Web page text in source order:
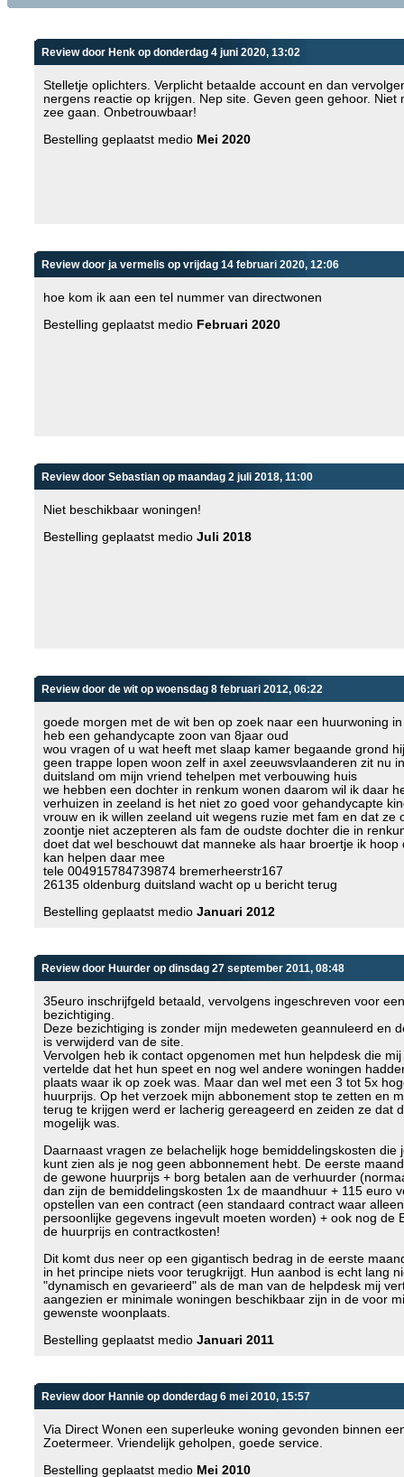
Review door Henk op donderdag 4 juni 2020, 13:02
Stelletje oplichters. Verplicht betaalde account en dan
nergens reactie op krijgen. Nep site. Geven geen gehoor. Niet
zee gaan. Onbetrouwbaar!
Bestelling geplaatst medio Mei 2020
Review door ja vermelis op vrijdag 14 februari 2020, 12:06
hoe kom ik aan een tel nummer van directwonen
Bestelling geplaatst medio Februari 2020
Review door Sebastian op maandag 2 juli 2018, 11:00
Niet beschikbaar woningen!
Bestelling geplaatst medio Juli 2018
Review door de wit op woensdag 8 februari 2012, 06:22
goede morgen met de wit ben op zoek naar een huurwoning
heb een gehandycapte zoon van 8jaar oud
wou vragen of u wat heeft met slaap kamer begaande grond
geen trappe lopen woon zelf in axel zeeuwsvlaanderen zit nu in
duitsland om mijn vriend tehelpen met verbouwing huis
we hebben een dochter in renkum wonen daarom wil ik daar
verhuizen in zeeland is het niet zo goed voor gehandycapte
vrouw en ik willen zeeland uit wegens ruzie met fam en dat ze
zoontje niet aczepteren als fam de oudste dochter die in
doet dat wel beschouwt dat manneke als haar broertje ik hoop
kan helpen daar mee
tele 004915784739874 bremerheerstr167
26135 oldenburg duitsland wacht op u bericht terug
Bestelling geplaatst medio Januari 2012
Review door Huurder op dinsdag 27 september 2011, 08:48
35euro inschrijfgeld betaald, vervolgens ingeschreven voor een
bezichtiging.
Deze bezichtiging is zonder mijn medeweten geannuleerd en
is verwijderd van de site.
Vervolgen heb ik contact opgenomen met hun helpdesk die mij
vertelde dat het hun speet en nog wel andere woningen
plaats waar ik op zoek was. Maar dan wel met een 3 tot 5x
huurprijs. Op het verzoek mijn abbonement stop te zetten en
terug te krijgen werd er lacherig gereageerd en zeiden ze dat
mogelijk was.
Daarnaast vragen ze belachelijk hoge bemiddelingskosten die
kunt zien als je nog geen abbonnement hebt. De eerste
de gewone huurprijs + borg betalen aan de verhuurder
dan zijn de bemiddelingskosten 1x de maandhuur + 115 euro
opstellen van een contract (een standaard contract waar alleen
persoonlijke gegevens ingevult moeten worden) + ook nog de
de huurprijs en contractkosten!
Dit komt dus neer op een gigantisch bedrag in de eerste
in het principe niets voor terugkrijgt. Hun aanbod is echt lang
"dynamisch en gevarieerd" als de man van de helpdesk mij
aangezien er minimale woningen beschikbaar zijn in de voor
gewenste woonplaats.
Bestelling geplaatst medio Januari 2011
Review door Hannie op donderdag 6 mei 2010, 15:57
Via Direct Wonen een superleuke woning gevonden binnen
Zoetermeer. Vriendelijk geholpen, goede service.
Bestelling geplaatst medio Mei 2010